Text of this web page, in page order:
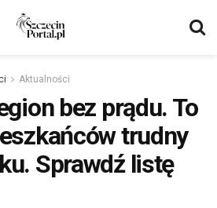
Aktualności
bez prądu. To
trudny
Sprawdź listę